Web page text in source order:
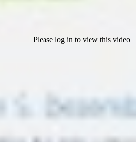
Please log in to view this video